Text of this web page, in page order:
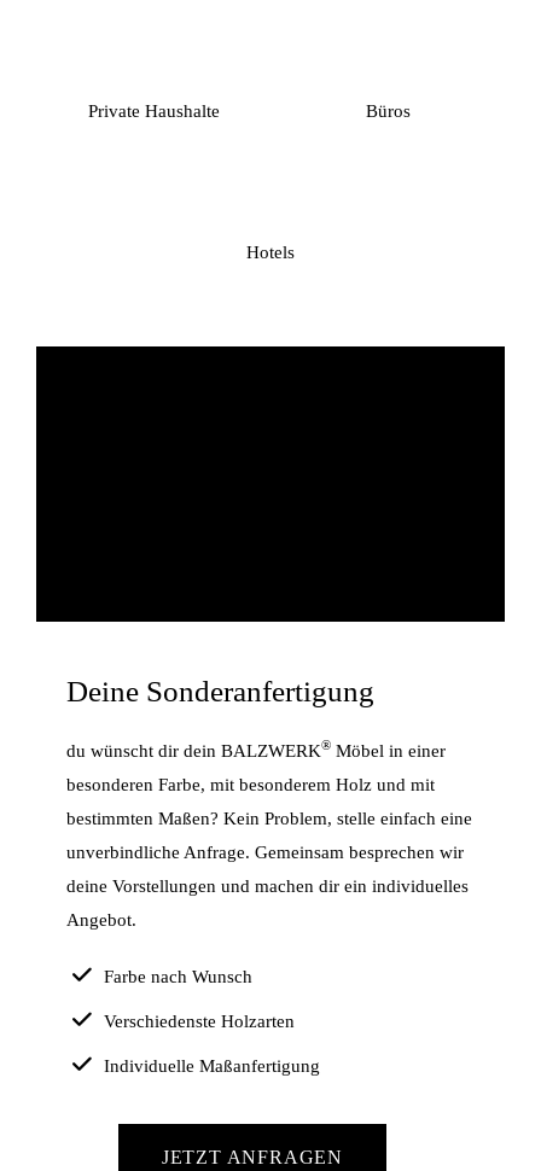
Private Haushalte Büros
Hotels
Deine Sonderanfertigung
du wünscht dir dein BALZWERK® Möbel in einer
besonderen Farbe, mit besonderem Holz und mit
bestimmten Maßen? Kein Problem, stelle einfach eine
unverbindliche Anfrage. Gemeinsam besprechen wir
deine Vorstellungen und machen dir ein individuelles
Angebot.
Farbe nach Wunsch
Verschiedenste Holzarten
Individuelle Maßanfertigung
JETZT ANFRAGEN